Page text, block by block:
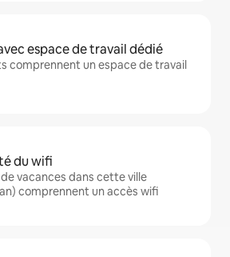
espace de travail dédié
comprennent un espace de travail
du wifi
vacances dans cette ville
comprennent un accès wifi